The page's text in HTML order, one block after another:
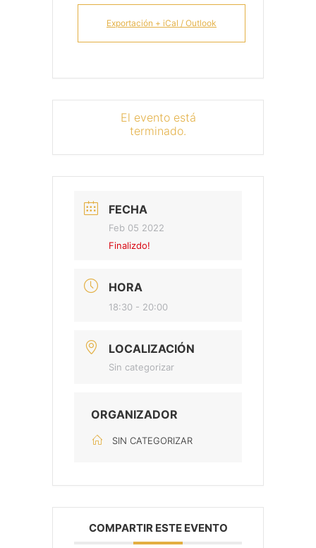
Exportación + iCal / Outlook
El evento está
terminado.
FECHA
Feb 05 2022
Finalizdo!
HORA
18:30 - 20:00
LOCALIZACIÓN
Sin categorizar
ORGANIZADOR
SIN CATEGORIZAR
COMPARTIR ESTE EVENTO